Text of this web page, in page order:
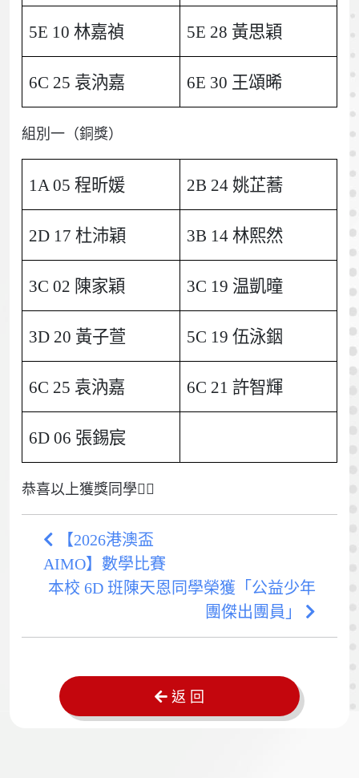
5E 10 林嘉禎 5E 28 黃思穎
6C 25 袁汭嘉 6E 30 王頌晞
組別一（銅獎）
1A 05 程昕媛 2B 24 姚芷蕎
2D 17 杜沛穎 3B 14 林熙然
3C 02 陳家穎 3C 19 温凱曈
3D 20 黃子萱 5C 19 伍泳銦
6C 25 袁汭嘉 6C 21 許智輝
6D 06 張錫宸
恭喜以上獲獎同學👍🏻
【2026港澳盃
AIMO】數學比賽
本校 6D 班陳天恩同學榮獲「公益少年
團傑出團員」
返 回